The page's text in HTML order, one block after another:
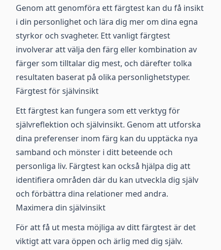
Genom att genomföra ett färgtest kan du få insikt
i din personlighet och lära dig mer om dina egna
styrkor och svagheter. Ett vanligt färgtest
involverar att välja den färg eller kombination av
färger som tilltalar dig mest, och därefter tolka
resultaten baserat på olika personlighetstyper.
Färgtest för självinsikt
Ett färgtest kan fungera som ett verktyg för
självreflektion och självinsikt. Genom att utforska
dina preferenser inom färg kan du upptäcka nya
samband och mönster i ditt beteende och
personliga liv. Färgtest kan också hjälpa dig att
identifiera områden där du kan utveckla dig själv
och förbättra dina relationer med andra.
Maximera din självinsikt
För att få ut mesta möjliga av ditt färgtest är det
viktigt att vara öppen och ärlig med dig själv.